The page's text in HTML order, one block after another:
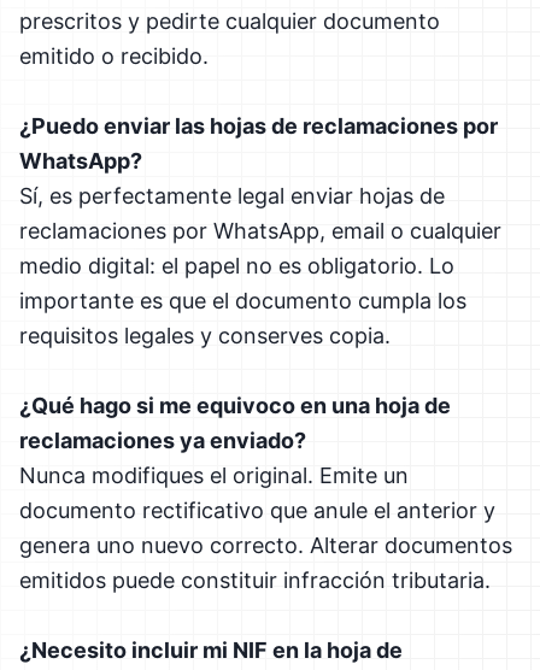
prescritos y pedirte cualquier documento
emitido o recibido.
¿Puedo enviar las hojas de reclamaciones por
WhatsApp?
Sí, es perfectamente legal enviar hojas de
reclamaciones por WhatsApp, email o cualquier
medio digital: el papel no es obligatorio. Lo
importante es que el documento cumpla los
requisitos legales y conserves copia.
¿Qué hago si me equivoco en una hoja de
reclamaciones ya enviado?
Nunca modifiques el original. Emite un
documento rectificativo que anule el anterior y
genera uno nuevo correcto. Alterar documentos
emitidos puede constituir infracción tributaria.
¿Necesito incluir mi NIF en la hoja de